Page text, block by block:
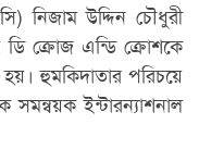
নিজাম উদ্দিন চৌধুরী
ডি ক্রোজ এন্ডি ক্রোশকে
হুমকিদাতার পরিচয়ে
সমন্বয়ক ইন্টারন্যাশনাল